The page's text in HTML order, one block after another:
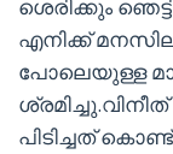
ശെരിക്കും
എനിക്ക്
പോലെയുള്ള
പിടിച്ചത്